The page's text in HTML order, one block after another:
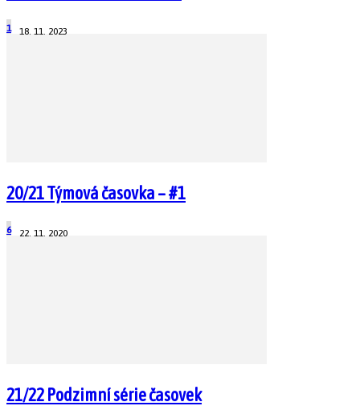
18. 11. 2023
1
20/21 Týmová časovka – #1
22. 11. 2020
6
21/22 Podzimní série časovek